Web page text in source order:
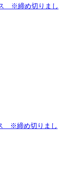
※締め切りまし
※締め切りまし